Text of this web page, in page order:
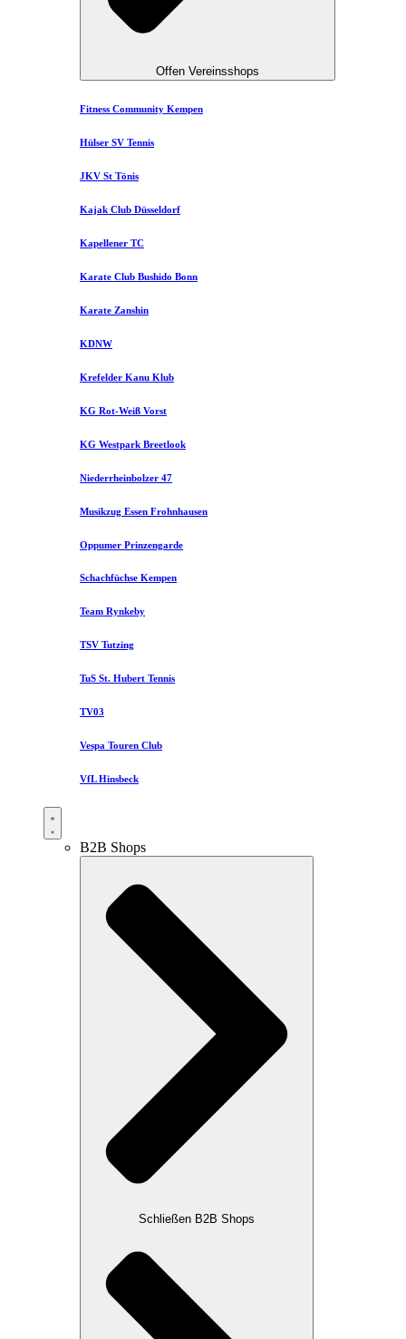
Offen Vereinsshops
Fitness Community Kempen
Hülser SV Tennis
JKV St Tönis
Kajak Club Düsseldorf
Kapellener TC
Karate Club Bushido Bonn
Karate Zanshin
KDNW
Krefelder Kanu Klub
KG Rot-Weiß Vorst
KG Westpark Breetlook
Niederrheinbolzer 47
Musikzug Essen Frohnhausen
Oppumer Prinzengarde
Schachfüchse Kempen
Team Rynkeby
TSV Tutzing
TuS St. Hubert Tennis
TV03
Vespa Touren Club
VfL Hinsbeck
B2B Shops
Schließen B2B Shops